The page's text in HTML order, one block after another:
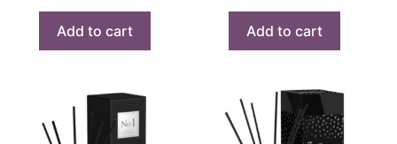
Add to cart Add to cart